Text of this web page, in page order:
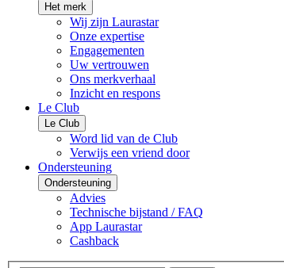
Het merk
Wij zijn Laurastar
Onze expertise
Engagementen
Uw vertrouwen
Ons merkverhaal
Inzicht en respons
Le Club
Le Club
Word lid van de Club
Verwijs een vriend door
Ondersteuning
Ondersteuning
Advies
Technische bijstand / FAQ
App Laurastar
Cashback